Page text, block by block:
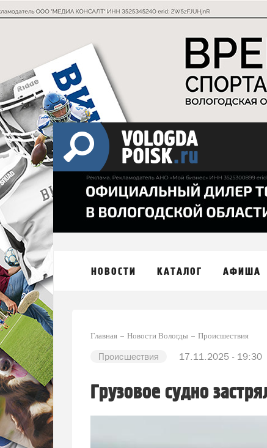
НОВОСТИ КАТАЛОГ АФИША
Главная Новости Вологды Происшествия
Происшествия 17.11.2025 - 19:30
Грузовое судно